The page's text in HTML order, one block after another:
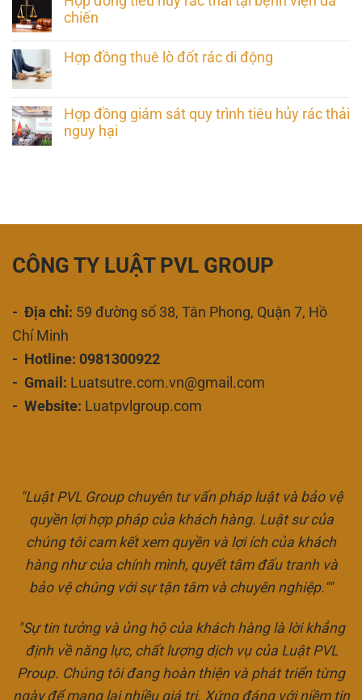
chiến
Hợp đồng thuê lò đốt rác di động
Hợp đồng giám sát quy trình tiêu hủy rác thải
nguy hại
CÔNG TY LUẬT PVL GROUP
- Địa chỉ: 59 đường số 38, Tân Phong, Quận 7, Hồ
Chí Minh
- Hotline: 0981300922
- Gmail: Luatsutre.com.vn@gmail.com
- Website: Luatpvlgroup.com
"Luật PVL Group chuyên tư vấn pháp luật và bảo vệ
quyền lợi hợp pháp của khách hàng. Luật sư của
chúng tôi cam kết xem quyền và lợi ích của khách
hàng như của chính mình, quyết tâm đấu tranh và
bảo vệ chúng với sự tận tâm và chuyên nghiệp.""
"Sự tin tưởng và ủng hộ của khách hàng là lời khẳng
định về năng lực, chất lượng dịch vụ của Luật PVL
Proup. Chúng tôi đang hoàn thiện và phát triển từng
ngày để mang lại nhiều giá trị. Xứng đáng với niềm tin